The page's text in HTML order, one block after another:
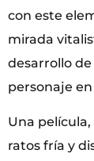
con este
mirada
desarrollo
personaje
Una
ratos fría y